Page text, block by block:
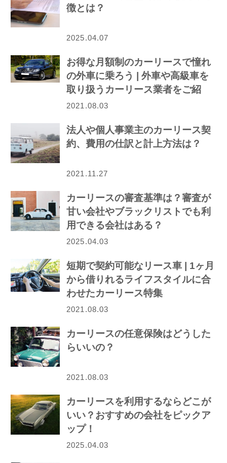
徴とは？
2025.04.07
お得な月額制のカーリースで憧れ
の外車に乗ろう | 外車や高級車を
取り扱うカーリース業者をご紹
介！
2021.08.03
法人や個人事業主のカーリース契
約、費用の仕訳と計上方法は？
2021.11.27
カーリースの審査基準は？審査が
甘い会社やブラックリストでも利
用できる会社はある？
2025.04.03
短期で契約可能なリース車 | 1ヶ月
から借りれるライフスタイルに合
わせたカーリース特集
2021.08.03
カーリースの任意保険はどうした
らいいの？
2021.08.03
カーリースを利用するならどこが
いい？おすすめの会社をピックア
ップ！
2025.04.03